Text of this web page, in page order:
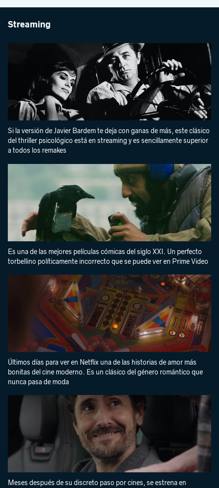
Streaming
Si la versión de Javier Bardem te deja con ganas de más, este clásico
del thriller psicológico está en streaming y es sencillamente superior
a todos los remakes
Es una de las mejores películas cómicas del siglo XXI. Un perfecto
torbellino políticamente incorrecto que se puede ver en Prime Video
Últimos días para ver en Netflix una de las historias de amor más
bonitas del cine moderno. Es un clásico del género romántico que
nunca pasa de moda
Meses después de su discreto paso por cines, se estrena en